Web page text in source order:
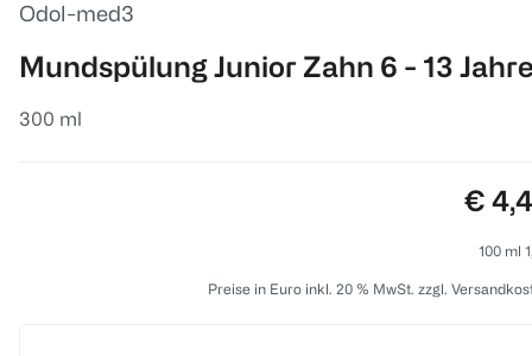
Odol-med3
Mundspülung Junior Zahn 6 - 13
300 ml
€
100 ml
Preise in Euro inkl. 20 % MwSt. zzgl.